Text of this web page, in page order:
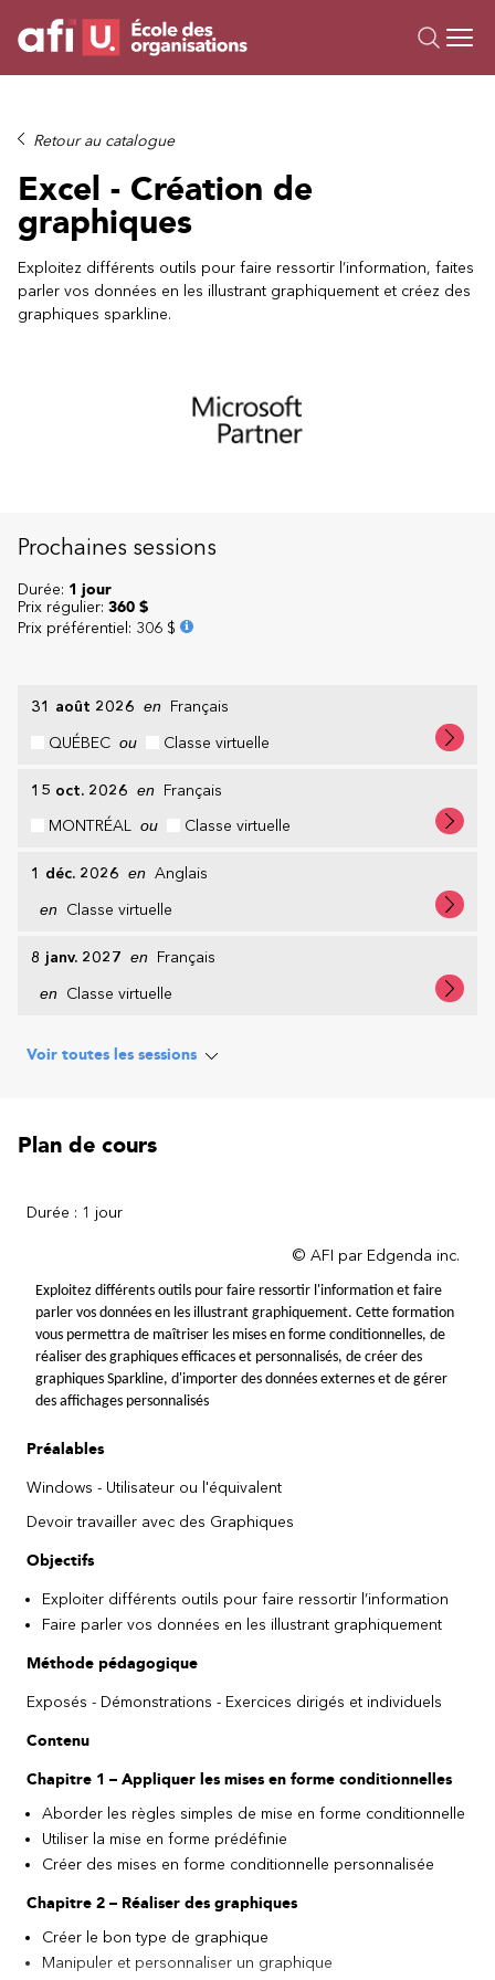
Formations
Campus IA
Sur mesure
À propos
Ressources
Retour au catalogue
Excel - Création de
graphiques
Exploitez différents outils pour faire ressortir l’information, faites
parler vos données en les illustrant graphiquement et créez des
graphiques sparkline.
Prochaines sessions
31 août 2026 en
Français
QUÉBEC ou Classe virtuelle
15 oct. 2026 en
Français
MONTRÉAL ou Classe virtuelle
1 déc. 2026 en Anglais
en Classe virtuelle
8 janv. 2027 en Français
en Classe virtuelle
Voir toutes les sessions
Durée: 1 jour
Prix régulier: 360 $
Prix préférentiel : 306 $
Plan de cours
Durée : 1 jour
© AFI par Edgenda inc.
Exploitez différents outils pour faire ressortir l'information et faire
parler vos données en les illustrant graphiquement. Cette formation
vous permettra de maîtriser les mises en forme conditionnelles, de
réaliser des graphiques efficaces et personnalisés, de créer des
graphiques Sparkline, d'importer des données externes et de gérer
des affichages personnalisés
Préalables
Windows - Utilisateur ou l'équivalent
Devoir travailler avec des Graphiques
Objectifs
Exploiter différents outils pour faire ressortir l’information
Faire parler vos données en les illustrant graphiquement
Méthode pédagogique
Exposés - Démonstrations - Exercices dirigés et individuels
Contenu
Chapitre 1 – Appliquer les mises en forme conditionnelles
Aborder les règles simples de mise en forme conditionnelle
Utiliser la mise en forme prédéfinie
Créer des mises en forme conditionnelle personnalisée
Chapitre 2 – Réaliser des graphiques
Créer le bon type de graphique
Manipuler et personnaliser un graphique